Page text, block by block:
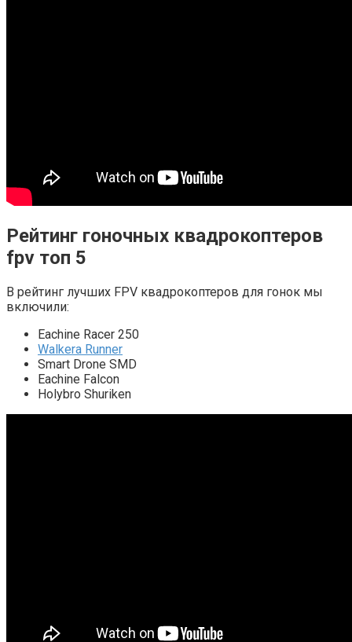
Рейтинг гоночных квадрокоптеров
fpv топ 5
В рейтинг лучших FPV квадрокоптеров для гонок мы
включили:
Eachine Racer 250
Walkera Runner
Smart Drone SMD
Eachine Falcon
Holybro Shuriken